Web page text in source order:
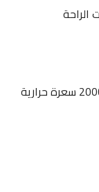
المرأة العادية تحتاج تقريباً ما بين 1600 إلى 2000 سعرة حرارية